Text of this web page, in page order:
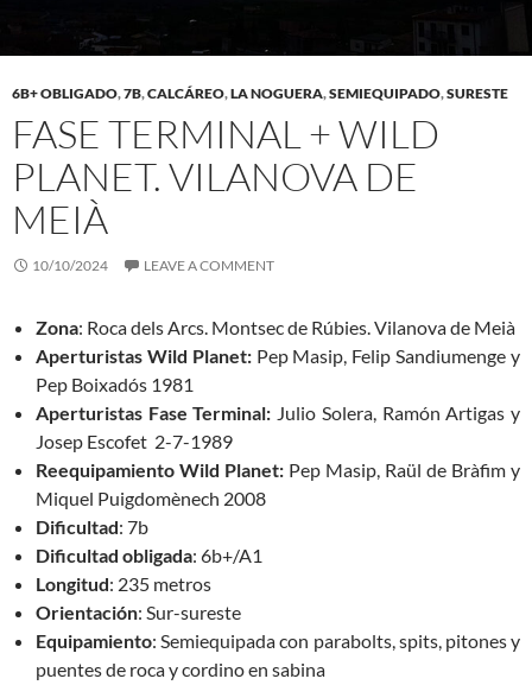
6B+ OBLIGADO,7B,CALCÁREO,LA NOGUERA,SEMIEQUIPADO,SURESTE
FASE TERMINAL + WILD
PLANET. VILANOVA DE
MEIÀ
10/10/2024 LEAVE A COMMENT
Zona: Roca dels Arcs. Montsec de Rúbies. Vilanova de Meià
Aperturistas Wild Planet: Pep Masip, Felip Sandiumenge y
Pep Boixadós 1981
Aperturistas Fase Terminal: Julio Solera, Ramón Artigas y
Josep Escofet 2-7-1989
Reequipamiento Wild Planet: Pep Masip, Raül de Bràfim y
Miquel Puigdomènech 2008
Dificultad: 7b
Dificultad obligada: 6b+/A1
Longitud: 235 metros
Orientación: Sur-sureste
Equipamiento: Semiequipada con parabolts, spits, pitones y
puentes de roca y cordino en sabina